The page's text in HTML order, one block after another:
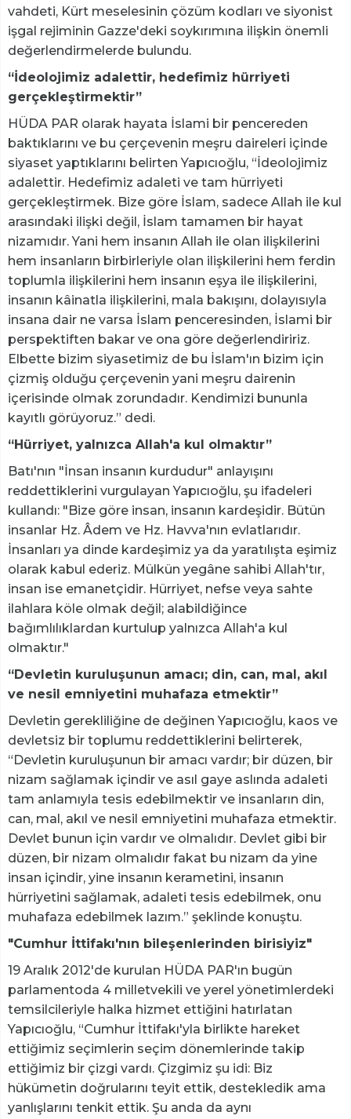
vahdeti, Kürt meselesinin çözüm kodları ve siyonist
işgal rejiminin Gazze'deki soykırımına ilişkin önemli
değerlendirmelerde bulundu.
“İdeolojimiz adalettir, hedefimiz hürriyeti
gerçekleştirmektir”
HÜDA PAR olarak hayata İslami bir pencereden
baktıklarını ve bu çerçevenin meşru daireleri içinde
siyaset yaptıklarını belirten Yapıcıoğlu, “İdeolojimiz
adalettir. Hedefimiz adaleti ve tam hürriyeti
gerçekleştirmek. Bize göre İslam, sadece Allah ile kul
arasındaki ilişki değil, İslam tamamen bir hayat
nizamıdır. Yani hem insanın Allah ile olan ilişkilerini
hem insanların birbirleriyle olan ilişkilerini hem ferdin
toplumla ilişkilerini hem insanın eşya ile ilişkilerini,
insanın kâinatla ilişkilerini, mala bakışını, dolayısıyla
insana dair ne varsa İslam penceresinden, İslami bir
perspektiften bakar ve ona göre değerlendiririz.
Elbette bizim siyasetimiz de bu İslam'ın bizim için
çizmiş olduğu çerçevenin yani meşru dairenin
içerisinde olmak zorundadır. Kendimizi bununla
kayıtlı görüyoruz.” dedi.
“Hürriyet, yalnızca Allah'a kul olmaktır”
Batı'nın "İnsan insanın kurdudur" anlayışını
reddettiklerini vurgulayan Yapıcıoğlu, şu ifadeleri
kullandı: "Bize göre insan, insanın kardeşidir. Bütün
insanlar Hz. Âdem ve Hz. Havva'nın evlatlarıdır.
İnsanları ya dinde kardeşimiz ya da yaratılışta eşimiz
olarak kabul ederiz. Mülkün yegâne sahibi Allah'tır,
insan ise emanetçidir. Hürriyet, nefse veya sahte
ilahlara köle olmak değil; alabildiğince
bağımlılıklardan kurtulup yalnızca Allah'a kul
olmaktır."
“Devletin kuruluşunun amacı; din, can, mal, akıl
ve nesil emniyetini muhafaza etmektir”
Devletin gerekliliğine de değinen Yapıcıoğlu, kaos ve
devletsiz bir toplumu reddettiklerini belirterek,
“Devletin kuruluşunun bir amacı vardır; bir düzen, bir
nizam sağlamak içindir ve asıl gaye aslında adaleti
tam anlamıyla tesis edebilmektir ve insanların din,
can, mal, akıl ve nesil emniyetini muhafaza etmektir.
Devlet bunun için vardır ve olmalıdır. Devlet gibi bir
düzen, bir nizam olmalıdır fakat bu nizam da yine
insan içindir, yine insanın kerametini, insanın
hürriyetini sağlamak, adaleti tesis edebilmek, onu
muhafaza edebilmek lazım.” şeklinde konuştu.
"Cumhur İttifakı'nın bileşenlerinden birisiyiz"
19 Aralık 2012'de kurulan HÜDA PAR'ın bugün
parlamentoda 4 milletvekili ve yerel yönetimlerdeki
temsilcileriyle halka hizmet ettiğini hatırlatan
Yapıcıoğlu, “Cumhur İttifakı'yla birlikte hareket
ettiğimiz seçimlerin seçim dönemlerinde takip
ettiğimiz bir çizgi vardı. Çizgimiz şu idi: Biz
hükümetin doğrularını teyit ettik, destekledik ama
yanlışlarını tenkit ettik. Şu anda da aynı